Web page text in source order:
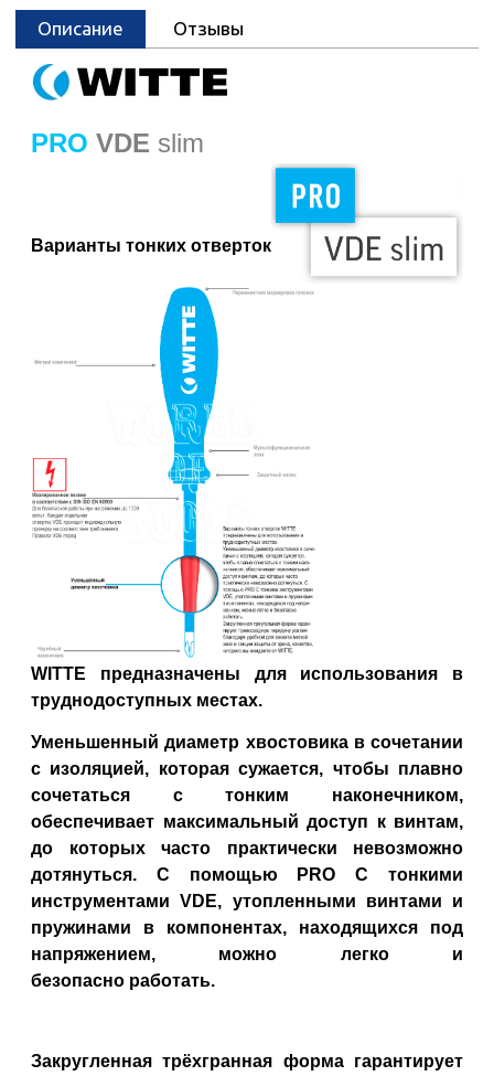
Описание Отзывы
PRO VDE slim
Варианты тонких отверток
WITTE предназначены для использования в
труднодоступных местах.
Уменьшенный диаметр хвостовика в сочетании
с изоляцией, которая сужается, чтобы плавно
сочетаться с тонким наконечником,
обеспечивает максимальный доступ к винтам,
до которых часто практически невозможно
дотянуться. С помощью PRO С тонкими
инструментами VDE, утопленными винтами и
пружинами в компонентах, находящихся под
напряжением, можно легко и
безопасно работать.
Закругленная трёхгранная форма гарантирует